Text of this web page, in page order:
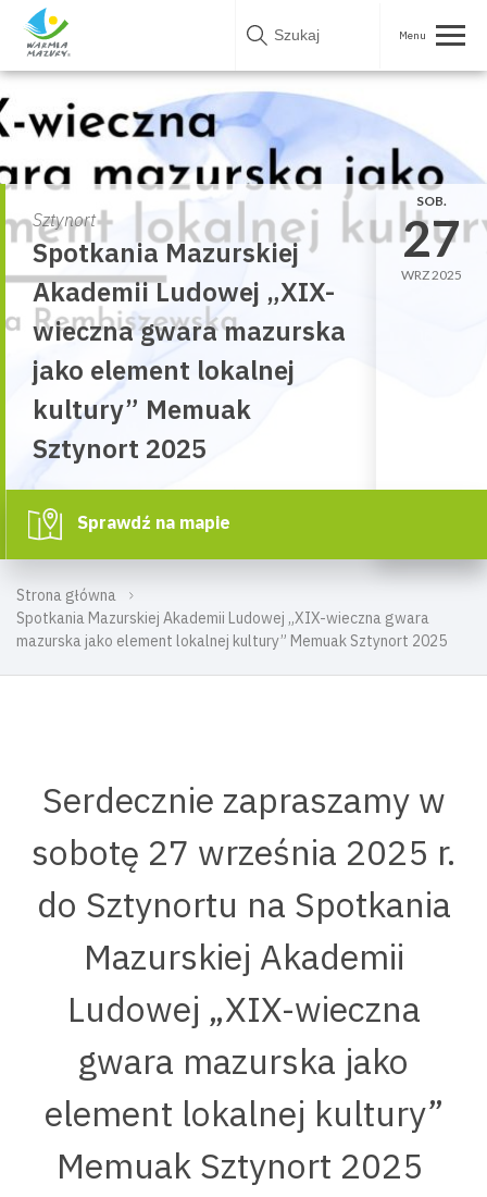
Skip
Strona główna
Spotkania Mazurskiej Akademii Ludowej „XIX-wieczna gwara
mazurska jako element lokalnej kultury” Memuak Sztynort 2025
Sztynort
Spotkania Mazurskiej
Akademii Ludowej „XIX-
wieczna gwara mazurska
jako element lokalnej
kultury” Memuak
Sztynort 2025
SOB.
27
WRZ 2025
Sprawdź na mapie
Serdecznie zapraszamy w
sobotę 27 września 2025 r.
do Sztynortu na Spotkania
Mazurskiej Akademii
Ludowej „XIX-wieczna
gwara mazurska jako
element lokalnej kultury”
Memuak Sztynort 2025